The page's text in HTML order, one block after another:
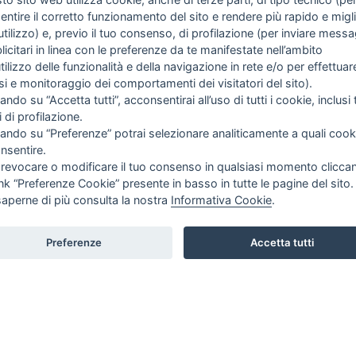
SULL'AZIENDA GUIDA AGLI ACQUISTI
PROCEDURA DI ACQUISTO
PAGAMENTI
DIRITTO DI RECESSO
SPEDIZIONI E COSTI
il corretto funzionamento del sito e rendere più rapido e
e, previo il tuo consenso, di profilazione (per inviare
in linea con le preferenze da te manifestate nell’ambito
delle funzionalità e della navigazione in rete e/o per
e monitoraggio dei comportamenti dei visitatori del sito).
su “Accetta tutti”, acconsentirai all’uso di tutti i cookie, inclusi
di profilazione.
su “Preferenze” potrai selezionare analiticamente a quali
revocare o modificare il tuo consenso in qualsiasi momento
“Preferenze Cookie” presente in basso in tutte le pagine del sito.
di più consulta la nostra Informativa Cookie.
Preferenze Accetta tutti